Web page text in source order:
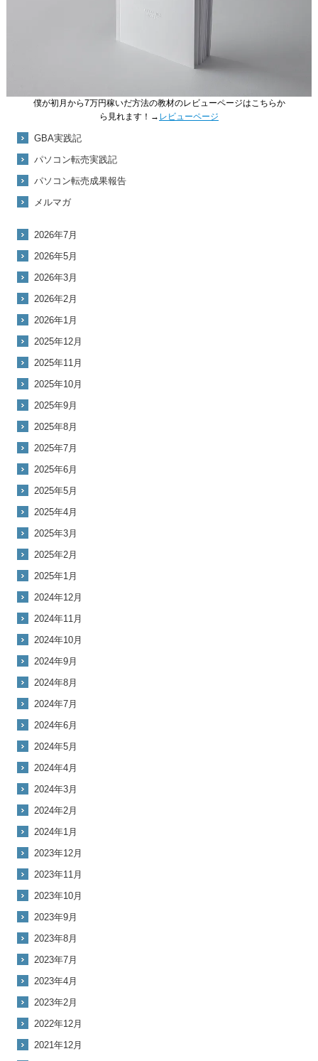
僕が初月から7万円稼いだ方法の教材のレビューページはこちらか
ら見れます！→ レビューページ
GBA実践記
パソコン転売実践記
パソコン転売成果報告
メルマガ
2026年7月
2026年5月
2026年3月
2026年2月
2026年1月
2025年12月
2025年11月
2025年10月
2025年9月
2025年8月
2025年7月
2025年6月
2025年5月
2025年4月
2025年3月
2025年2月
2025年1月
2024年12月
2024年11月
2024年10月
2024年9月
2024年8月
2024年7月
2024年6月
2024年5月
2024年4月
2024年3月
2024年2月
2024年1月
2023年12月
2023年11月
2023年10月
2023年9月
2023年8月
2023年7月
2023年4月
2023年2月
2022年12月
2021年12月